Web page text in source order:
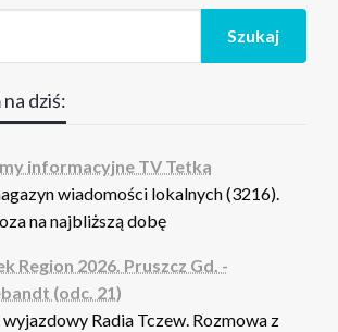
dziś:
informacyjne TV Tetka
wiadomości lokalnych (3216).
na najbliższą dobę
Region 2026. Pruszcz Gd. -
(odc. 21)
Radia Tczew. Rozmowa z